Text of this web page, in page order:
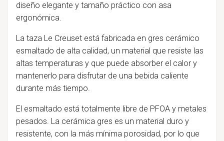
diseño elegante y tamaño práctico con asa
ergonómica.
La taza Le Creuset está fabricada en gres cerámico
esmaltado de alta calidad, un material que resiste las
altas temperaturas y que puede absorber el calor y
mantenerlo para disfrutar de una bebida caliente
durante más tiempo.
El esmaltado está totalmente libre de PFOA y metales
pesados. La cerámica gres es un material duro y
resistente, con la más mínima porosidad, por lo que